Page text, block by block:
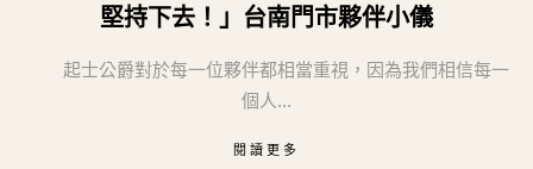
堅持下去！」台南門市夥伴小儀
起士公爵對於每一位夥伴都相當重視，因為我們相信每一
個人...
閱讀更多